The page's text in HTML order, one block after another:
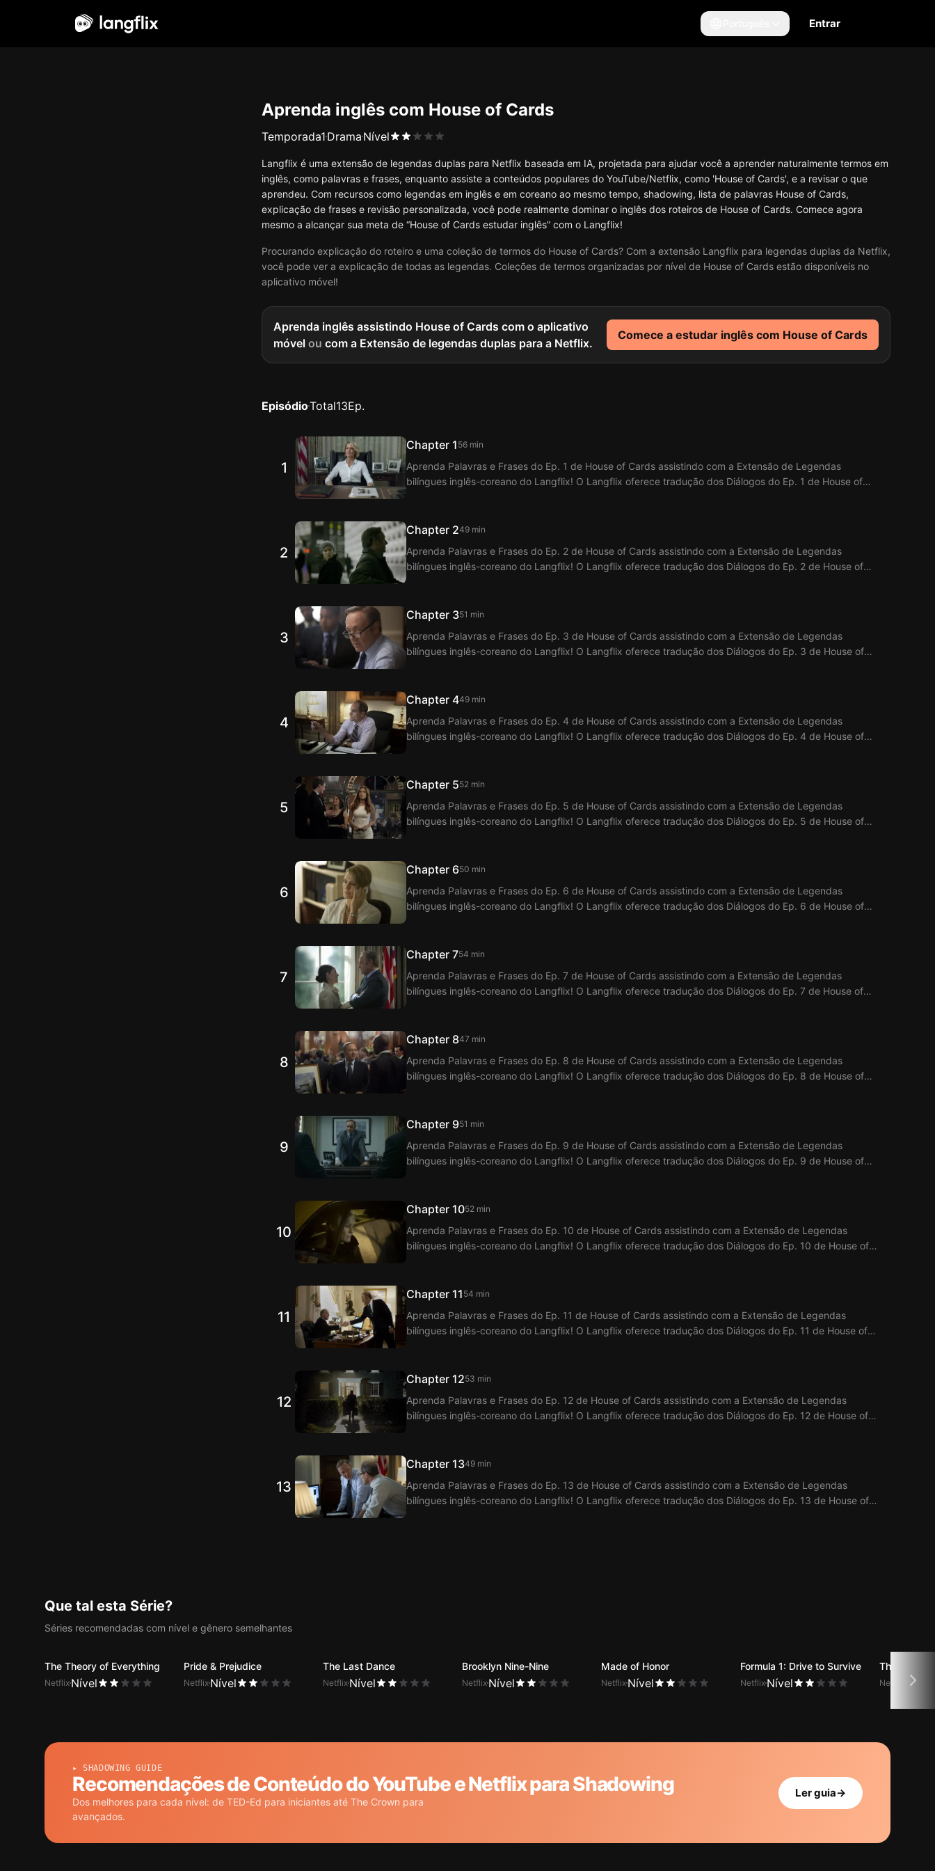
Entrar
Aprenda inglês com House of Cards
Temporada1 Drama Nível
Langflix é uma extensão de legendas duplas para Netflix baseada em IA, projetada para ajudar você a aprender naturalmente termos em
inglês, como palavras e frases, enquanto assiste a conteúdos populares do YouTube/Netflix, como 'House of Cards', e a revisar o que
aprendeu. Com recursos como legendas em inglês e em coreano ao mesmo tempo, shadowing, lista de palavras House of Cards,
explicação de frases e revisão personalizada, você pode realmente dominar o inglês dos roteiros de House of Cards. Comece agora
mesmo a alcançar sua meta de “House of Cards estudar inglês” com o Langflix!
Procurando explicação do roteiro e uma coleção de termos do House of Cards? Com a extensão Langflix para legendas duplas da Netflix,
você pode ver a explicação de todas as legendas. Coleções de termos organizadas por nível de House of Cards estão disponíveis no
aplicativo móvel!
Aprenda inglês assistindo House of Cards com o aplicativo
móvel ou com a Extensão de legendas duplas para a Netflix.
Comece a estudar inglês com House of Cards
EpisódioTotal13Ep.
1
Chapter 1 56 min
Aprenda Palavras e Frases do Ep. 1 de House of Cards assistindo com a Extensão de Legendas
bilíngues inglês-coreano do Langflix! O Langflix oferece tradução dos Diálogos do Ep. 1 de House of
2
Chapter 249 min
Aprenda Palavras e Frases do Ep. 2 de House of Cards assistindo com a Extensão de Legendas
bilíngues inglês-coreano do Langflix! O Langflix oferece tradução dos Diálogos do Ep. 2 de House of
3
Chapter 351 min
Aprenda Palavras e Frases do Ep. 3 de House of Cards assistindo com a Extensão de Legendas
bilíngues inglês-coreano do Langflix! O Langflix oferece tradução dos Diálogos do Ep. 3 de House of
4
Chapter 449 min
Aprenda Palavras e Frases do Ep. 4 de House of Cards assistindo com a Extensão de Legendas
bilíngues inglês-coreano do Langflix! O Langflix oferece tradução dos Diálogos do Ep. 4 de House of
5
Chapter 552 min
Aprenda Palavras e Frases do Ep. 5 de House of Cards assistindo com a Extensão de Legendas
bilíngues inglês-coreano do Langflix! O Langflix oferece tradução dos Diálogos do Ep. 5 de House of
6
Chapter 650 min
Aprenda Palavras e Frases do Ep. 6 de House of Cards assistindo com a Extensão de Legendas
bilíngues inglês-coreano do Langflix! O Langflix oferece tradução dos Diálogos do Ep. 6 de House of
7
Chapter 754 min
Aprenda Palavras e Frases do Ep. 7 de House of Cards assistindo com a Extensão de Legendas
bilíngues inglês-coreano do Langflix! O Langflix oferece tradução dos Diálogos do Ep. 7 de House of
8
Chapter 847 min
Aprenda Palavras e Frases do Ep. 8 de House of Cards assistindo com a Extensão de Legendas
bilíngues inglês-coreano do Langflix! O Langflix oferece tradução dos Diálogos do Ep. 8 de House of
9
Chapter 951 min
Aprenda Palavras e Frases do Ep. 9 de House of Cards assistindo com a Extensão de Legendas
bilíngues inglês-coreano do Langflix! O Langflix oferece tradução dos Diálogos do Ep. 9 de House of
10
Chapter 1052 min
Aprenda Palavras e Frases do Ep. 10 de House of Cards assistindo com a Extensão de Legendas
bilíngues inglês-coreano do Langflix! O Langflix oferece tradução dos Diálogos do Ep. 10 de House of
11
Chapter 11 54 min
Aprenda Palavras e Frases do Ep. 11 de House of Cards assistindo com a Extensão de Legendas
bilíngues inglês-coreano do Langflix! O Langflix oferece tradução dos Diálogos do Ep. 11 de House of
12
Chapter 1253 min
Aprenda Palavras e Frases do Ep. 12 de House of Cards assistindo com a Extensão de Legendas
bilíngues inglês-coreano do Langflix! O Langflix oferece tradução dos Diálogos do Ep. 12 de House of
13
Chapter 1349 min
Aprenda Palavras e Frases do Ep. 13 de House of Cards assistindo com a Extensão de Legendas
bilíngues inglês-coreano do Langflix! O Langflix oferece tradução dos Diálogos do Ep. 13 de House of
Que tal esta Série?
Séries recomendadas com nível e gênero semelhantes
The Theory of Everything
Netflix Nível
Pride & Prejudice
Netflix Nível
The Last Dance
Netflix Nível
Brooklyn Nine-Nine
Netflix Nível
Made of Honor
Netflix Nível
Formula 1: Drive to Survive
Netflix Nível
The Good
Netflix Nível
▸ SHADOWING GUIDE
Recomendações de Conteúdo do YouTube e Netflix para Shadowing
Dos melhores para cada nível: de TED-Ed para iniciantes até The Crown para
avançados.
Ler guia→